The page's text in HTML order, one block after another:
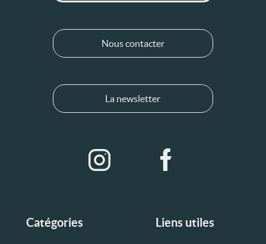
Catégories Liens utiles
Nous contacter
La newsletter